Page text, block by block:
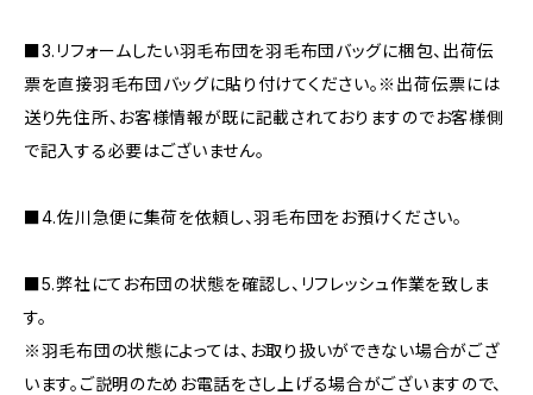
■3.リフォームしたい羽毛布団を羽毛布団バッグに梱包、出荷伝
票を直接羽毛布団バッグに貼り付けてください。※出荷伝票には
送り先住所、お客様情報が既に記載されておりますのでお客様側
で記入する必要はございません。
■4.佐川急便に集荷を依頼し、羽毛布団をお預けください。
■5.弊社にてお布団の状態を確認し、リフレッシュ作業を致しま
す。
※羽毛布団の状態によっては、お取り扱いができない場合がござ
います。ご説明のためお電話をさし上げる場合がございますので、